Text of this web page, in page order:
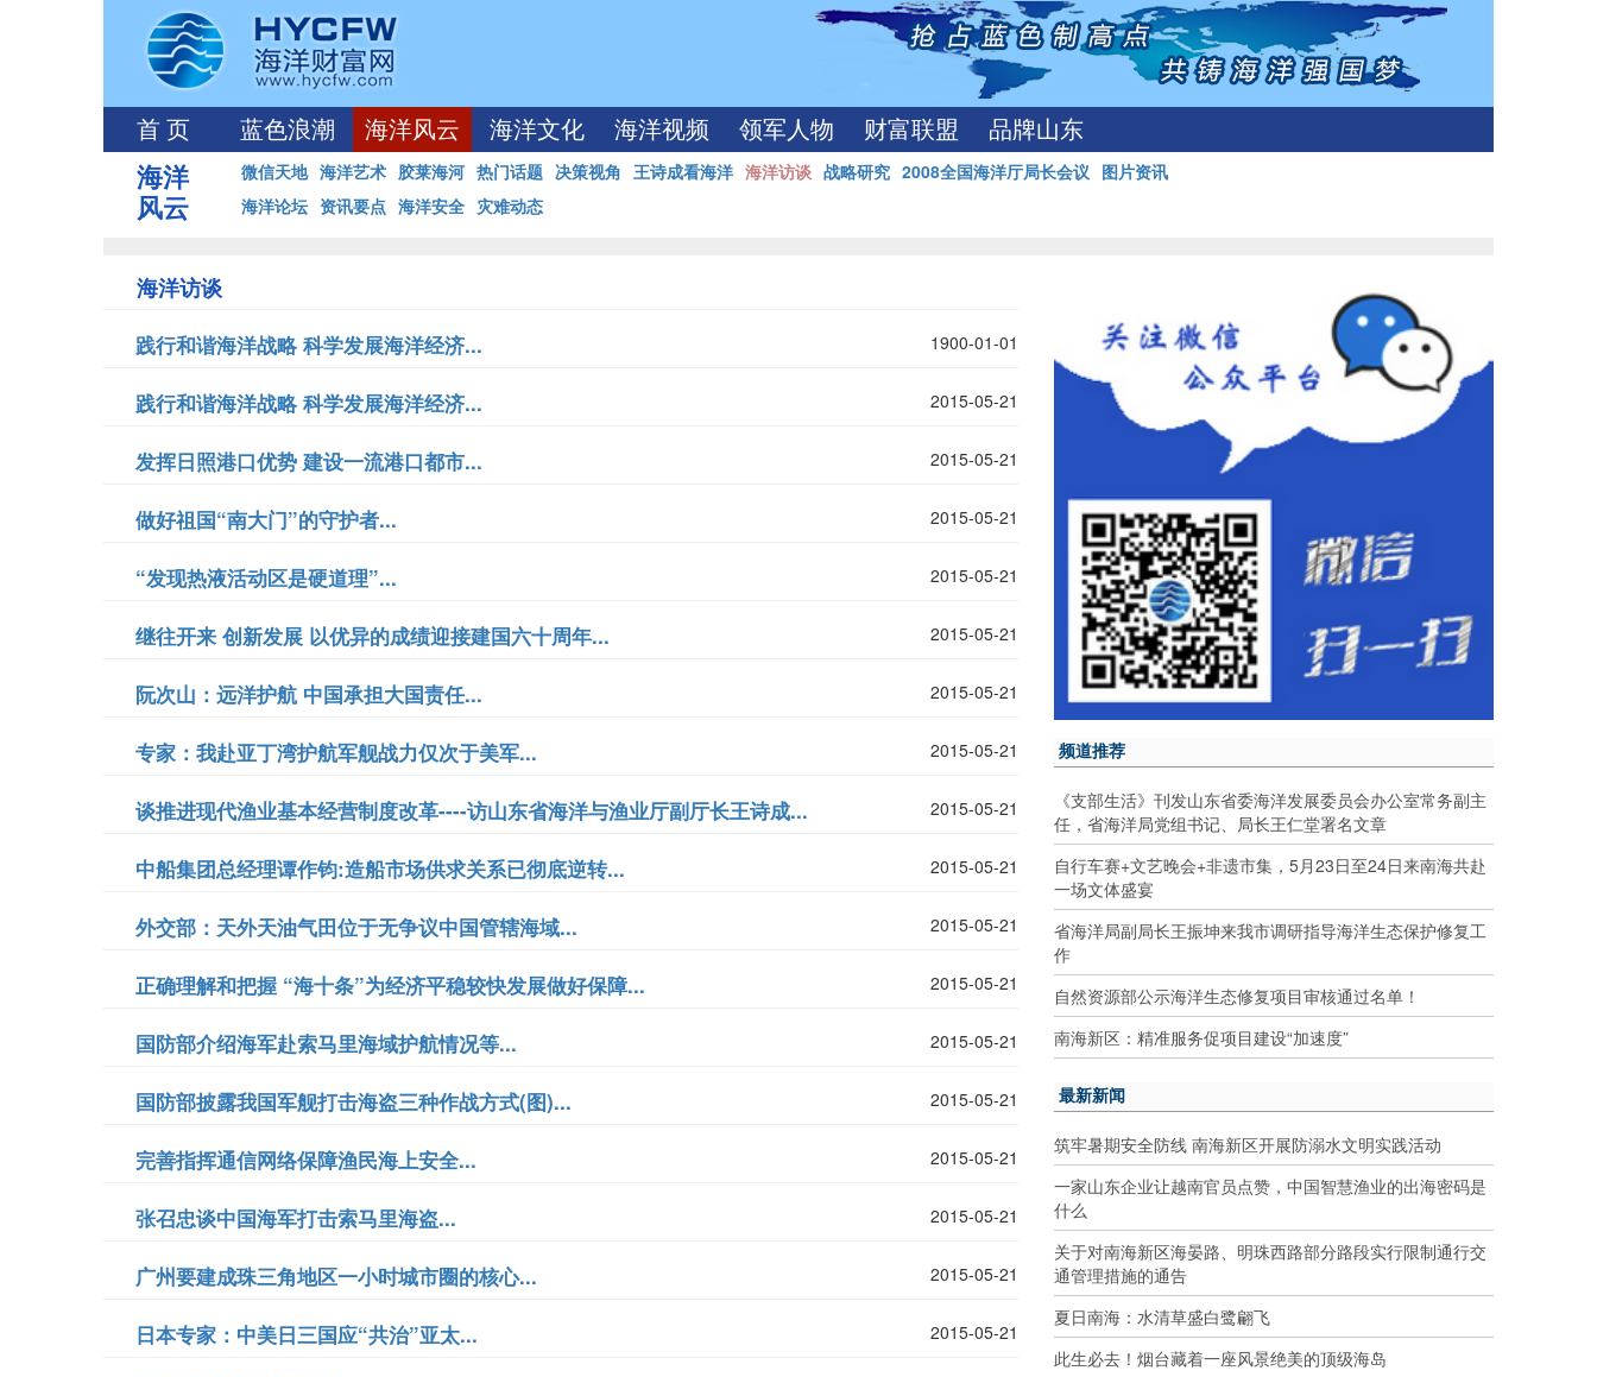
首 页 蓝色浪潮 海洋风云 海洋文化 海洋视频 领军人物 财富联盟 品牌山东
海洋
风云
微信天地 海洋艺术 胶莱海河 热门话题 决策视角 王诗成看海洋 海洋访谈 战略研究 2008全国海洋厅局长会议 图片资讯
海洋论坛 资讯要点 海洋安全 灾难动态
海洋访谈
践行和谐海洋战略 科学发展海洋经济... 1900-01-01
践行和谐海洋战略 科学发展海洋经济... 2015-05-21
发挥日照港口优势 建设一流港口都市... 2015-05-21
做好祖国“南大门”的守护者... 2015-05-21
“发现热液活动区是硬道理”... 2015-05-21
继往开来 创新发展 以优异的成绩迎接建国六十周年... 2015-05-21
阮次山：远洋护航 中国承担大国责任... 2015-05-21
专家：我赴亚丁湾护航军舰战力仅次于美军... 2015-05-21
谈推进现代渔业基本经营制度改革----访山东省海洋与渔业厅副厅长王诗成... 2015-05-21
中船集团总经理谭作钧:造船市场供求关系已彻底逆转... 2015-05-21
外交部：天外天油气田位于无争议中国管辖海域... 2015-05-21
正确理解和把握 “海十条”为经济平稳较快发展做好保障... 2015-05-21
国防部介绍海军赴索马里海域护航情况等... 2015-05-21
国防部披露我国军舰打击海盗三种作战方式(图)... 2015-05-21
完善指挥通信网络保障渔民海上安全... 2015-05-21
张召忠谈中国海军打击索马里海盗... 2015-05-21
广州要建成珠三角地区一小时城市圈的核心... 2015-05-21
日本专家：中美日三国应“共治”亚太... 2015-05-21
频道推荐
《支部生活》刊发山东省委海洋发展委员会办公室常务副主
任，省海洋局党组书记、局长王仁堂署名文章
自行车赛+文艺晚会+非遗市集，5月23日至24日来南海共赴
一场文体盛宴
省海洋局副局长王振坤来我市调研指导海洋生态保护修复工
作
自然资源部公示海洋生态修复项目审核通过名单！
南海新区：精准服务促项目建设“加速度”
最新新闻
筑牢暑期安全防线 南海新区开展防溺水文明实践活动
一家山东企业让越南官员点赞，中国智慧渔业的出海密码是
什么
关于对南海新区海晏路、明珠西路部分路段实行限制通行交
通管理措施的通告
夏日南海：水清草盛白鹭翩飞
此生必去！烟台藏着一座风景绝美的顶级海岛